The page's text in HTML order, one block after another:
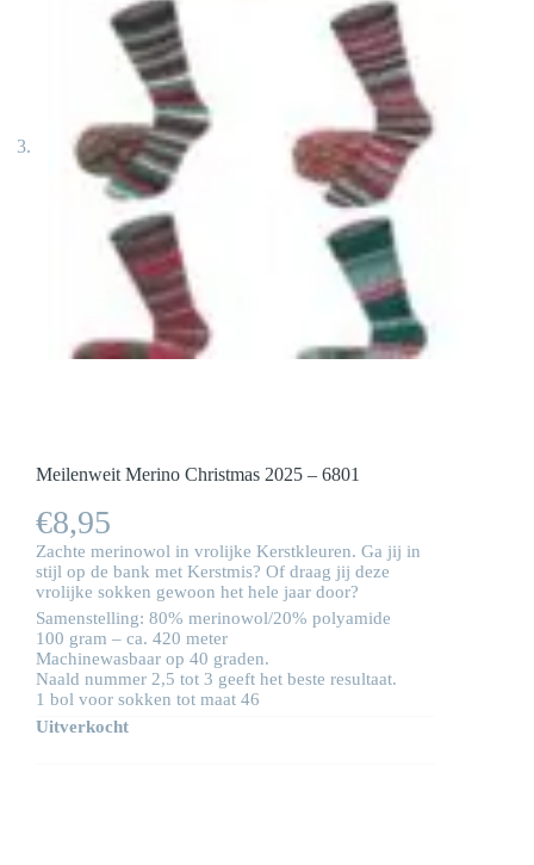
Meilenweit Merino Christmas 2025 – 6801
€8,95
Zachte merinowol in vrolijke Kerstkleuren. Ga jij in
stijl op de bank met Kerstmis? Of draag jij deze
vrolijke sokken gewoon het hele jaar door?
Samenstelling: 80% merinowol/20% polyamide
100 gram – ca. 420 meter
Machinewasbaar op 40 graden.
Naald nummer 2,5 tot 3 geeft het beste resultaat.
1 bol voor sokken tot maat 46
Uitverkocht